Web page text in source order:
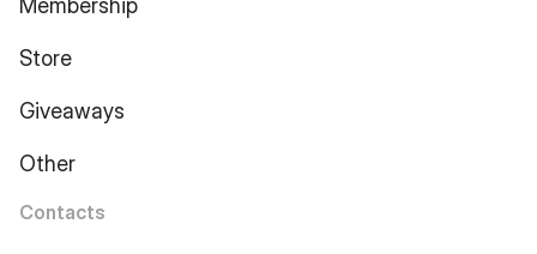
Membership
Store
Giveaways
Other
Contacts